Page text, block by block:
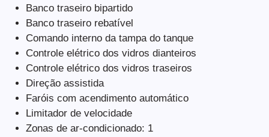
Banco traseiro bipartido
Banco traseiro rebatível
Comando interno da tampa do tanque
Controle elétrico dos vidros dianteiros
Controle elétrico dos vidros traseiros
Direção assistida
Faróis com acendimento automático
Limitador de velocidade
Zonas de ar-condicionado: 1